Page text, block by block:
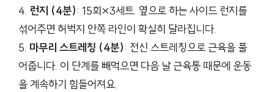
4. 런지 (4분): 15회×3세트. 옆으로 하는 사이드 런지를
섞어주면 허벅지 안쪽 라인이 확실히 달라집니다.
5. 마무리 스트레칭 (4분): 전신 스트레칭으로 근육을 풀
어줍니다. 이 단계를 빼먹으면 다음 날 근육통 때문에 운동
을 계속하기 힘들어져요.